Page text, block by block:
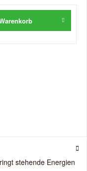
stehende Energien